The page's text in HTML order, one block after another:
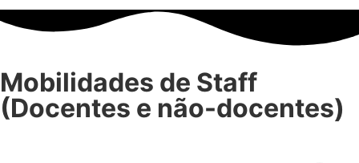
Mobilidades de Staff
(Docentes e não-docentes)